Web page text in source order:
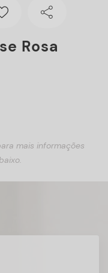
Rosa
mais informações